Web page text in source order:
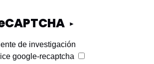
de investigación
google-recaptcha